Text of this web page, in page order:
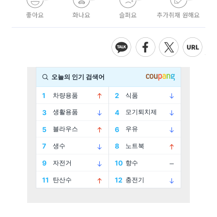
좋아요 화나요 슬퍼요 추가취재 원해요